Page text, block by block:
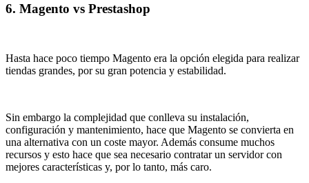
6. Magento vs Prestashop
Hasta hace poco tiempo Magento era la opción elegida para realizar
tiendas grandes, por su gran potencia y estabilidad.
Sin embargo la complejidad que conlleva su instalación,
configuración y mantenimiento, hace que Magento se convierta en
una alternativa con un coste mayor. Además consume muchos
recursos y esto hace que sea necesario contratar un servidor con
mejores características y, por lo tanto, más caro.